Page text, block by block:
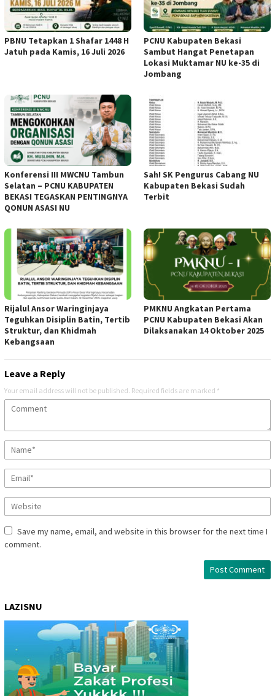
PBNU Tetapkan 1 Shafar 1448 H
Jatuh pada Kamis, 16 Juli 2026
PCNU Kabupaten Bekasi
Sambut Hangat Penetapan
Lokasi Muktamar NU ke-35 di
Jombang
Konferensi III MWCNU Tambun
Selatan – PCNU KABUPATEN
BEKASI TEGASKAN PENTINGNYA
QONUN ASASI NU
Sah! SK Pengurus Cabang NU
Kabupaten Bekasi Sudah
Terbit
Rijalul Ansor Waringinjaya
Teguhkan Disiplin Batin, Tertib
Struktur, dan Khidmah
Kebangsaan
PMKNU Angkatan Pertama
PCNU Kabupaten Bekasi Akan
Dilaksanakan 14 Oktober 2025
Leave a Reply
Your email address will not be published. Required fields are marked *
Save my name, email, and website in this browser for the next time I
comment.
LAZISNU